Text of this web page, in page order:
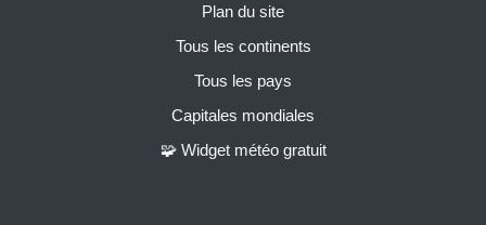
Plan du site
Tous les continents
Tous les pays
Capitales mondiales
🧩 Widget météo gratuit